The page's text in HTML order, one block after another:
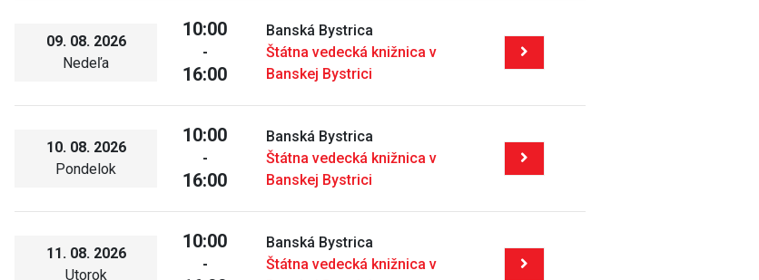
09. 08. 2026
Nedeľa
10:00
-
16:00
Banská Bystrica
Štátna vedecká knižnica v
Banskej Bystrici
10. 08. 2026
Pondelok
10:00
-
16:00
Banská Bystrica
Štátna vedecká knižnica v
Banskej Bystrici
11. 08. 2026
Utorok
10:00
-
Banská Bystrica
Štátna vedecká knižnica v